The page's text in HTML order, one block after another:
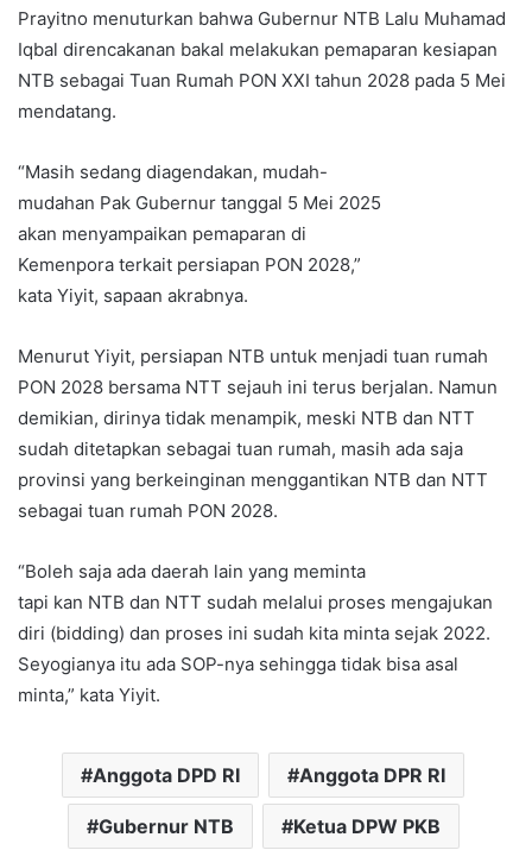
Prayitno menuturkan bahwa Gubernur NTB Lalu Muhamad
Iqbal direncakanan bakal melakukan pemaparan kesiapan
NTB sebagai Tuan Rumah PON XXI tahun 2028 pada 5 Mei
mendatang.
“Masih sedang diagendakan, mudah-
mudahan Pak Gubernur tanggal 5 Mei 2025
akan menyampaikan pemaparan di
Kemenpora terkait persiapan PON 2028,”
kata Yiyit, sapaan akrabnya.
Menurut Yiyit, persiapan NTB untuk menjadi tuan rumah
PON 2028 bersama NTT sejauh ini terus berjalan. Namun
demikian, dirinya tidak menampik, meski NTB dan NTT
sudah ditetapkan sebagai tuan rumah, masih ada saja
provinsi yang berkeinginan menggantikan NTB dan NTT
sebagai tuan rumah PON 2028.
“Boleh saja ada daerah lain yang meminta
tapi kan NTB dan NTT sudah melalui proses mengajukan
diri (bidding) dan proses ini sudah kita minta sejak 2022.
Seyogianya itu ada SOP-nya sehingga tidak bisa asal
minta,” kata Yiyit.
Anggota DPD RI Anggota DPR RI
Gubernur NTB Ketua DPW PKB